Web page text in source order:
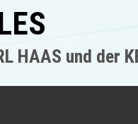
HAAS und der